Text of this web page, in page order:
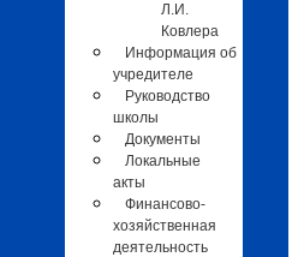
Л.И.
Ковлера
Информация об
учредителе
Руководство
школы
Документы
Локальные
акты
Финансово-
хозяйственная
деятельность